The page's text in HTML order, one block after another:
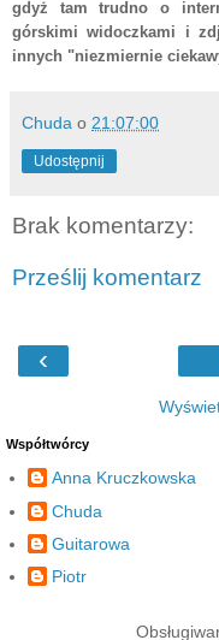
gdyż tam trudno o
górskimi widoczkami i
innych "niezmiernie
Chuda o 21:07:00
Udostępnij
Brak komentarzy:
Prześlij komentarz
‹
Współtwórcy
Anna Kruczkowska
Chuda
Guitarowa
Piotr